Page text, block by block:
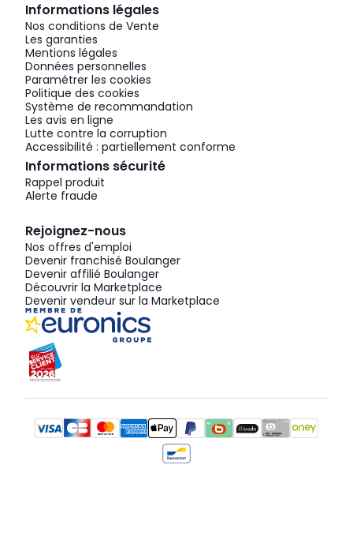
Informations légales
Nos conditions de Vente
Les garanties
Mentions légales
Données personnelles
Paramétrer les cookies
Politique des cookies
Système de recommandation
Les avis en ligne
Lutte contre la corruption
Accessibilité : partiellement conforme
Informations sécurité
Rappel produit
Alerte fraude
Rejoignez-nous
Nos offres d'emploi
Devenir franchisé Boulanger
Devenir affilié Boulanger
Découvrir la Marketplace
Devenir vendeur sur la Marketplace